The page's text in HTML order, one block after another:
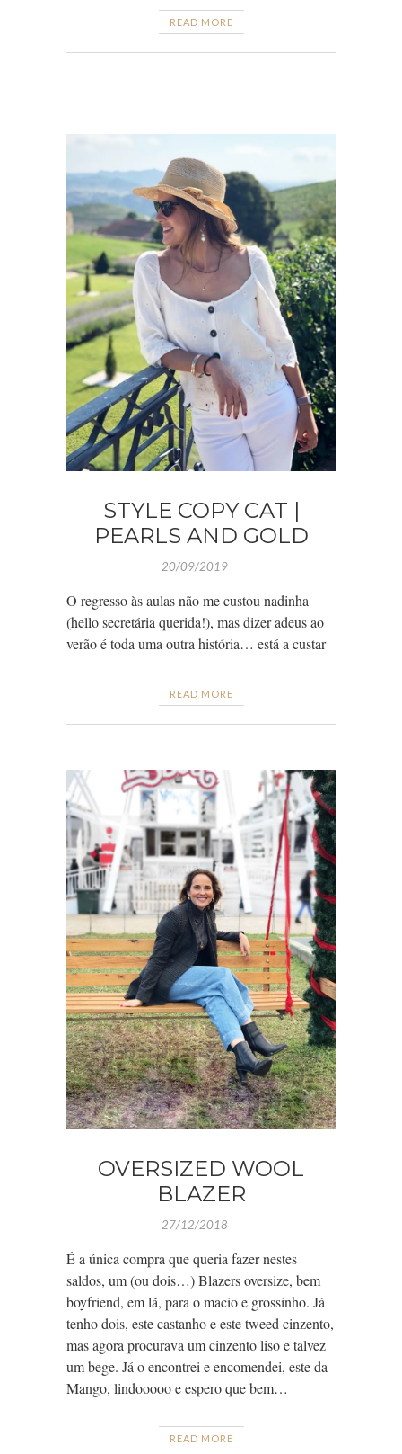
READ MORE
STYLE COPY CAT |
PEARLS AND GOLD
20/09/2019
O regresso às aulas não me custou nadinha
(hello secretária querida!), mas dizer adeus ao
verão é toda uma outra história… está a custar
READ MORE
OVERSIZED WOOL
BLAZER
27/12/2018
É a única compra que queria fazer nestes
saldos, um (ou dois…) Blazers oversize, bem
boyfriend, em lã, para o macio e grossinho. Já
tenho dois, este castanho e este tweed cinzento,
mas agora procurava um cinzento liso e talvez
um bege. Já o encontrei e encomendei, este da
Mango, lindooooo e espero que bem…
READ MORE